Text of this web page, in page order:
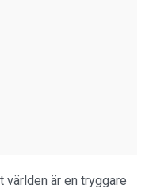
är en tryggare